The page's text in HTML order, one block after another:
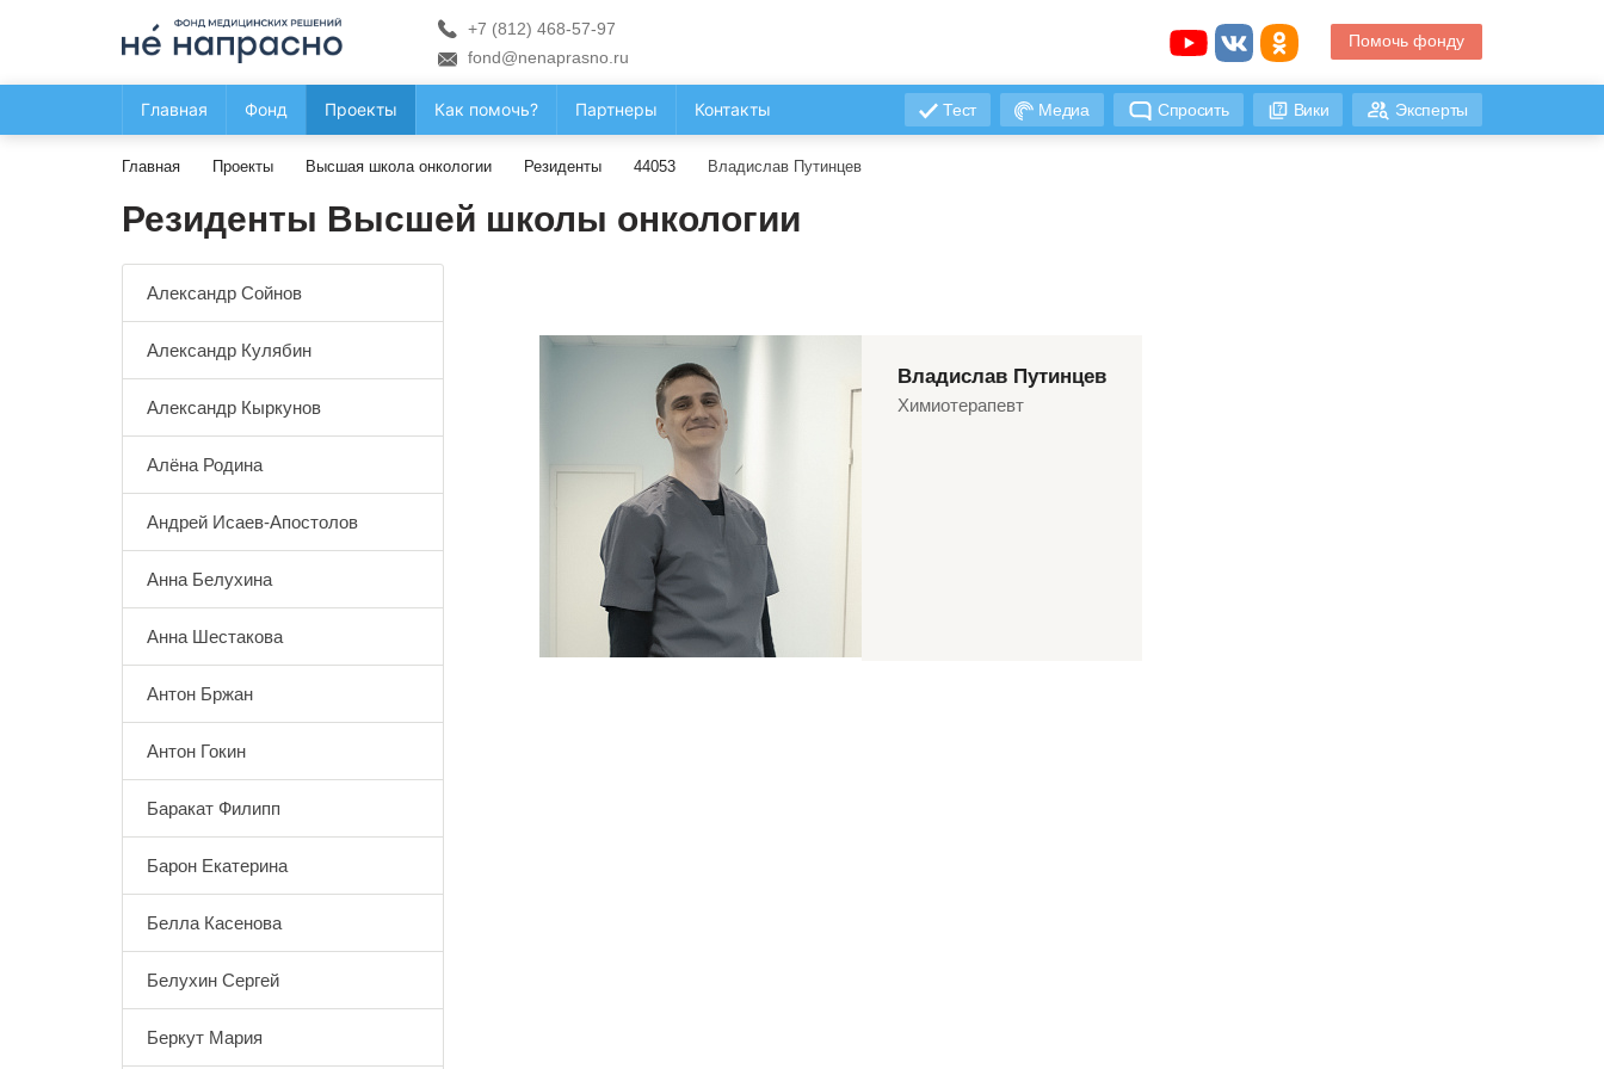
+7 (812) 468-57-97
fond@nenaprasno.ru
Помочь фонду
Главная Фонд Проекты Как помочь? Партнеры Контакты Тест Медиа Спросить Вики Эксперты
Главная Проекты Высшая школа онкологии Резиденты 44053 Владислав Путинцев
Резиденты Высшей школы онкологии
Александр Сойнов
Александр Кулябин
Александр Кыркунов
Алёна Родина
Андрей Исаев-Апостолов
Анна Белухина
Анна Шестакова
Антон Бржан
Антон Гокин
Баракат Филипп
Барон Екатерина
Белла Касенова
Белухин Сергей
Беркут Мария
Владислав Путинцев
Химиотерапевт